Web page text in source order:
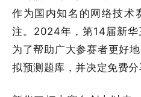
作为国内知名的网络技术
注。2024年，第14届新华
为了帮助广大参赛者更好
拟预测题库，并决定免费分